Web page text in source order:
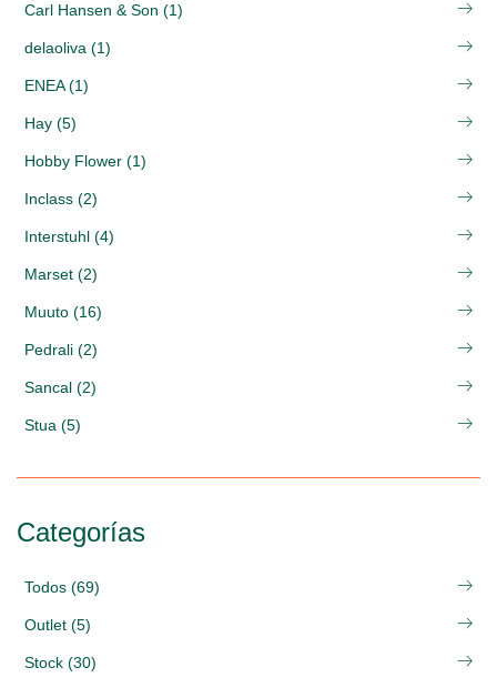
Carl Hansen & Son (1)
delaoliva (1)
ENEA (1)
Hay (5)
Hobby Flower (1)
Inclass (2)
Interstuhl (4)
Marset (2)
Muuto (16)
Pedrali (2)
Sancal (2)
Stua (5)
Categorías
Todos (69)
Outlet (5)
Stock (30)